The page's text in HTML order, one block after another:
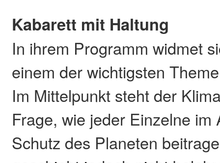
Kabarett mit Haltung
In ihrem Programm widmet
einem der wichtigsten
Im Mittelpunkt steht der
Frage, wie jeder Einzelne im
Schutz des Planeten